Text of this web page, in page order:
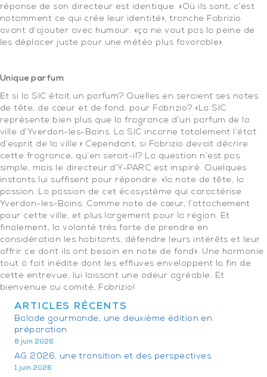
réponse de son directeur est identique. «Où ils sont, c’est
notamment ce qui crée leur identité», tranche Fabrizio
avant d’ajouter avec humour: «ça ne vaut pas la peine de
les déplacer juste pour une météo plus favorable».
Unique parfum
Et si la SIC était un parfum? Quelles en seraient ses notes
de tête, de cœur et de fond, pour Fabrizio? «La SIC
représente bien plus que la fragrance d’un parfum de la
ville d’Yverdon-les-Bains. La SIC incarne totalement l’état
d’esprit de la ville.» Cependant, si Fabrizio devait décrire
cette fragrance, qu’en serait-il? La question n’est pas
simple, mais le directeur d’Y-PARC est inspiré. Quelques
instants lui suffisent pour répondre: «la note de tête, la
passion. La passion de cet écosystème qui caractérise
Yverdon-les-Bains. Comme note de cœur, l’attachement
pour cette ville, et plus largement pour la région. Et
finalement, la volonté très forte de prendre en
considération les habitants, défendre leurs intérêts et leur
offrir ce dont ils ont besoin en note de fond». Une harmonie
tout à fait inédite dont les effluves enveloppent la fin de
cette entrevue, lui laissant une odeur agréable. Et
bienvenue au comité, Fabrizio!
ARTICLES RÉCENTS
Balade gourmande, une deuxième édition en
préparation
8 juin 2026
AG 2026, une transition et des perspectives
1 juin 2026